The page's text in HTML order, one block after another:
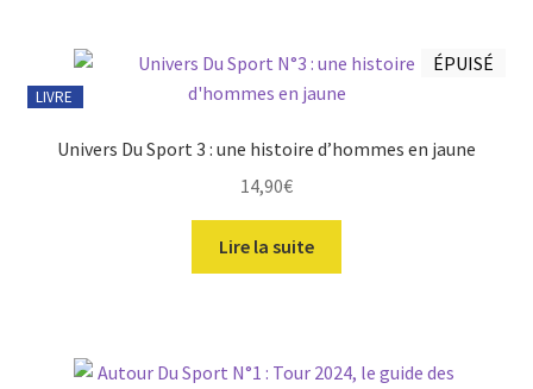
LIVRE
ÉPUISÉ
Univers Du Sport 3 : une histoire d’hommes en jaune
14,90€
Lire la suite